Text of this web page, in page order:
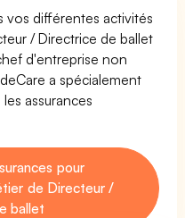
vos différentes activités
/ Directrice de ballet
d'entreprise non
a spécialement
assurances
pour
de Directeur /
ballet